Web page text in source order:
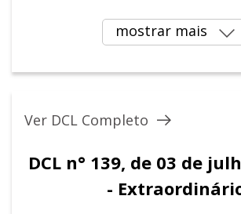
mostrar mais
Ver DCL Completo
DCL n° 139, de 03 de
-